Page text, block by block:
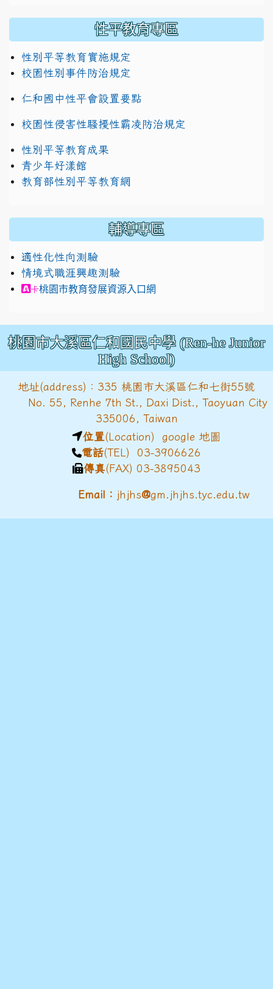
性平教育專區
性別平等教育實施規定
校園性別事件防治規定
仁和國中性平會設置要點
校園性侵害性騷擾性霸凌防治規定
性別平等教育成果
青少年好漾館
教育部性別平等教育網
輔導專區
適性化性向測驗
情境式職涯興趣測驗
link to https://exam.career.ntnu.edu.tw/cit/
卡桃園市教育發展資源入口網
桃園市大溪區仁和國民中學 (Ren-he Junior
High School)
地址(address)：335 桃園市大溪區仁和七街55號
No. 55, Renhe 7th St., Daxi Dist., Taoyuan City
335006, Taiwan
位置(Location) google 地圖
電話(TEL) 03-3906626
傳真(FAX) 03-3895043
Email： jhjhs@gm.jhjhs.tyc.edu.tw